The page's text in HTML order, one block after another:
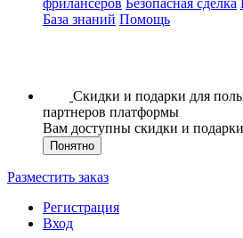
фрилансеров Безопасная сделка
База знаний Помощь
Скидки и подарки для
партнеров платформы
Вам доступны скидки и
Понятно
Разместить заказ
Регистрация
Вход